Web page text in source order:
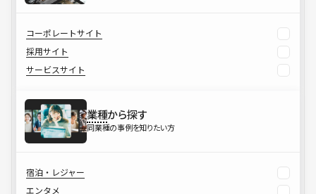
コーポレートサイト
採用サイト
サービスサイト
業種から探す
同業種の事例を知りたい方
宿泊・レジャー
エンタメ